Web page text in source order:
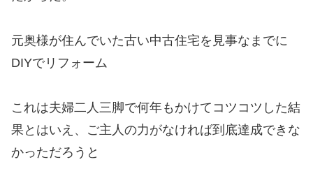
元奥様が住んでいた古い中古住宅を見事なまでに
DIYでリフォーム
これは夫婦二人三脚で何年もかけてコツコツした結
果とはいえ、ご主人の力がなければ到底達成できな
かっただろうと